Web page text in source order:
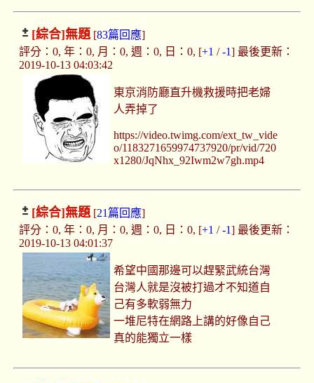
[綜合]無題[83篇回應]
評分：0, 年：0, 月：0, 週：0, 日：0, [+1 /-1] 最後更新：
2019-10-13 04:03:42
東京消防廳直升機救援時把老婦
人弄掉了
https://video.twimg.com/ext_tw_vide
o/1183271659974737920/pr/vid/720
x1280/JqNhx_92Iwm2w7gh.mp4
[綜合]無題[21篇回應]
評分：0, 年：0, 月：0, 週：0, 日：0, [+1 /-1] 最後更新：
2019-10-13 04:01:37
希望中國那邊可以趕緊武統台灣
台灣人就是沒被打過才不知道自
己有多軟弱無力
一堆尼特在網路上講的好像自己
真的能獨立一樣